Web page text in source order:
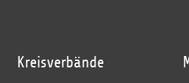
Kreisverbände